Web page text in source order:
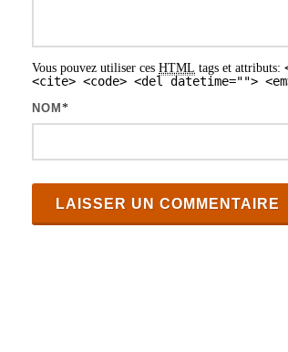
Vous pouvez utiliser ces HTML tags et attributs:
<cite> <code> <del datetime="">
NOM *